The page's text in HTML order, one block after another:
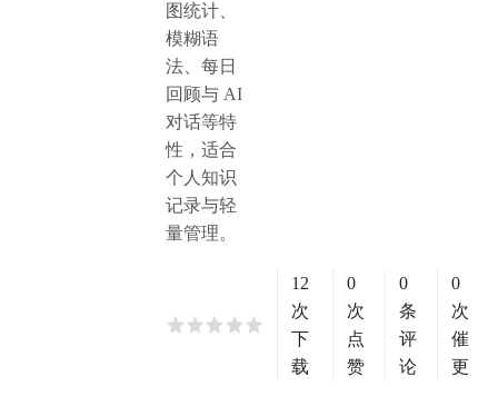
图统计、
模糊语
法、每日
回顾与 AI
对话等特
性，适合
个人知识
记录与轻
量管理。
12
次
下
载
0
次
点
赞
0
条
评
论
0
次
催
更